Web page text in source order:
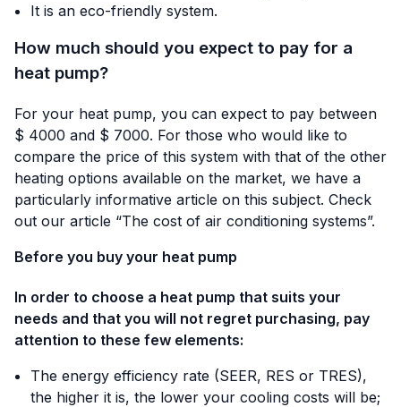
It is an eco-friendly system.
How much should you expect to pay for a
heat pump?
For your heat pump, you can expect to pay between
$ 4000 and $ 7000. For those who would like to
compare the price of this system with that of the other
heating options available on the market, we have a
particularly informative article on this subject. Check
out our article “The cost of air conditioning systems”.
Before you buy your heat pump
In order to choose a heat pump that suits your
needs and that you will not regret purchasing, pay
attention to these few elements:
The energy efficiency rate (SEER, RES or TRES),
the higher it is, the lower your cooling costs will be;